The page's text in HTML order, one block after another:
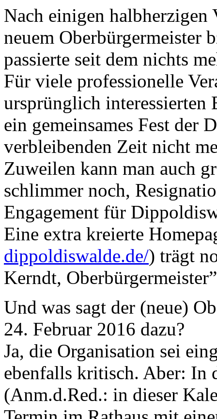
Nach einigen halbherzigen
neuem Oberbürgermeister
passierte seit dem nichts
Für viele professionelle
ursprünglich interessierten
ein gemeinsames Fest der
verbleibenden Zeit nicht
Zuweilen kann man auch
schlimmer noch,
Engagement für
Eine extra kreierte
dippoldiswalde.de/) trägt
Kerndt,
Und was sagt der (neue)
24. Februar 2016 dazu?
Ja, die Organisation sei
ebenfalls kritisch. Aber: In
(Anm.d.Red.: in dieser